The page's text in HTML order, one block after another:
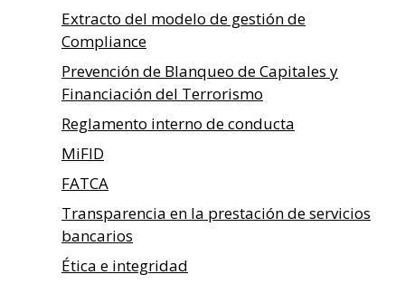
Extracto del modelo de gestión de
Compliance
Prevención de Blanqueo de Capitales y
Financiación del Terrorismo
Reglamento interno de conducta
MiFID
FATCA
Transparencia en la prestación de servicios
bancarios
Ética e integridad